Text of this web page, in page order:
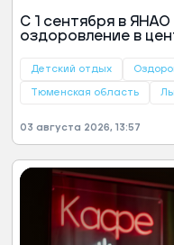
на 2027 год
С 1 сентября в
оздоровление в
забронировать
Детский отдых
Тюменская область
03 августа 2026, 13:57